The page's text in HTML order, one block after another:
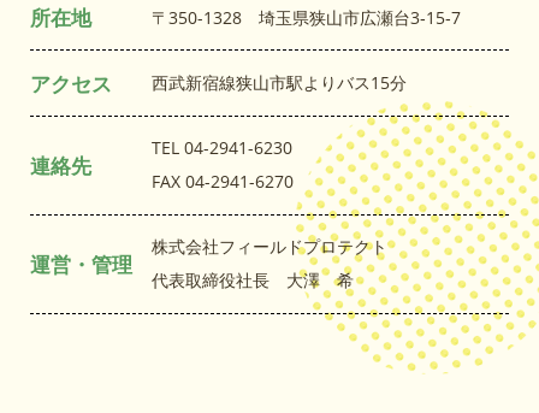
所在地 〒350-1328 埼玉県狭山市広瀬台3‐15‐7
アクセス 西武新宿線狭山市駅よりバス15分
連絡先
TEL 04-2941-6230
FAX 04-2941-6270
運営・管理
株式会社フィールドプロテクト
代表取締役社長 大澤 希